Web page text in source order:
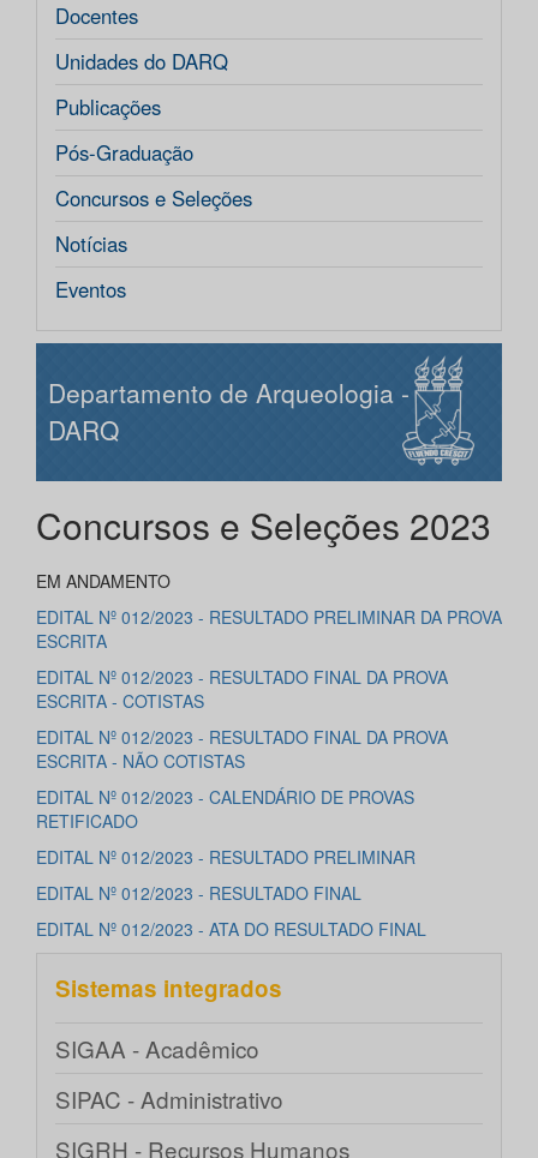
Docentes
Unidades do DARQ
Publicações
Pós-Graduação
Concursos e Seleções
Notícias
Eventos
Departamento de Arqueologia -
DARQ
Concursos e Seleções 2023
EM ANDAMENTO
EDITAL Nº 012/2023 - RESULTADO PRELIMINAR DA PROVA
ESCRITA
EDITAL Nº 012/2023 - RESULTADO FINAL DA PROVA
ESCRITA - COTISTAS
EDITAL Nº 012/2023 - RESULTADO FINAL DA PROVA
ESCRITA - NÃO COTISTAS
EDITAL Nº 012/2023 - CALENDÁRIO DE PROVAS
RETIFICADO
EDITAL Nº 012/2023 - RESULTADO PRELIMINAR
EDITAL Nº 012/2023 - RESULTADO FINAL
EDITAL Nº 012/2023 - ATA DO RESULTADO FINAL
Sistemas integrados
SIGAA - Acadêmico
SIPAC - Administrativo
SIGRH - Recursos Humanos